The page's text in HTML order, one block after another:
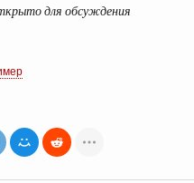
для обсуждения